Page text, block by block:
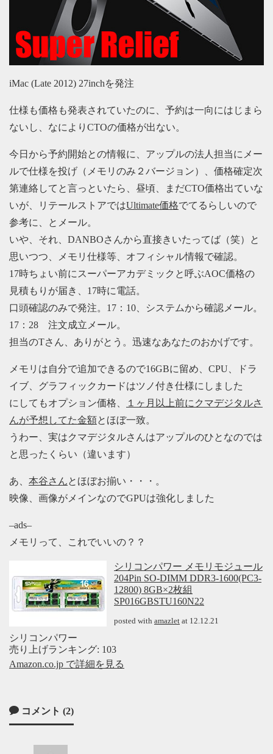
iMac (Late 2012) 27inchを発注
仕様も価格も発表されていたのに、予約は一向にはじまら
ないし、なによりCTOの価格が出ない。
今日から予約開始との情報に、アップルの法人担当にメー
ルで仕様を投げ（メモリのみ２バージョン）、価格確定次
第連絡してと言っといたら、昼頃、まだCTO価格出ていな
いが、リテールストアではUltimate価格でてるらしいので
参考に、とメール。
いや、それ、DANBOさんから直接きいたってば（笑）と
思いつつ、メモリ仕様等、オフィシャル情報で確認。
17時ちょい前にスーパーアカデミックと呼ぶAOC価格の
見積もりが届き、17時に電話。
口頭確認のみで発注。17：10、システムから確認メール。
17：28 注文成立メール。
担当のTさん、ありがとう。迅速なあなたのおかげです。
メモリは自分で追加できるので16GBに留め、CPU、ドラ
イブ、グラフィックカードはツノ付き仕様にしました
にしてもオプション価格、
１ヶ月以上前にクマデジタルさ
んが予想してた金額とほぼ一致。
うわー、実はクマデジタルさんはアップルのひとなのでは
と思ったくらい（違います）
あ、 本谷さんとほぼお揃い・・・。
映像、画像がメインなのでGPUは強化しました
–ads–
メモリって、これでいいの？？
シリコンパワー メモリモジュール
204Pin SO-DIMM DDR3-1600(PC3-
12800) 8GB×2枚組
SP016GBSTU160N22
posted with amazlet at 12.12.21
シリコンパワー
売り上げランキング: 103
Amazon.co.jp で詳細を見る
コメント (2)